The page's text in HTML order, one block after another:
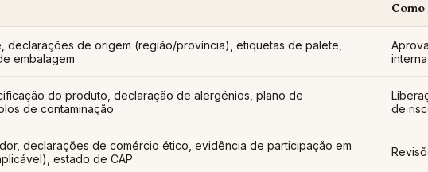
Como
declarações de origem (região/província), etiquetas de palete,
embalagem
do produto, declaração de alergénios, plano de
de contaminação
de
declarações de comércio ético, evidência de participação em
estado de CAP